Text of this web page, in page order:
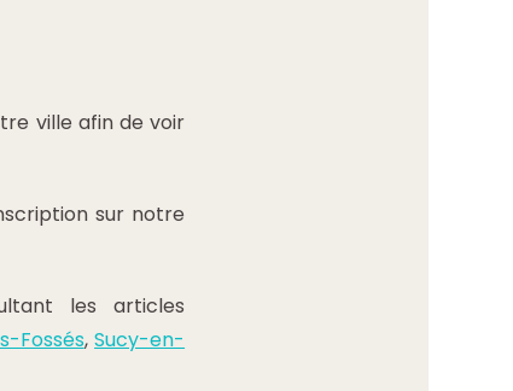
ville afin de voir
sur notre
les articles
Fossés,Sucy-en-